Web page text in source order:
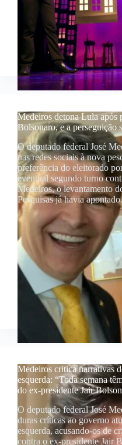
Medeiros detona Lula após
Bolsonaro, e a perseguição
O deputado federal José
nas redes sociais à nova
preferência do eleitorado
eventual segundo turno
Medeiros, o levantamento
Pesquisas já havia
Medeiros critica narrativas
esquerda: “Toda semana
do ex-presidente Jair
O deputado federal José
duras críticas ao governo
esquerda, acusando-os de
contra o ex-presidente Jair